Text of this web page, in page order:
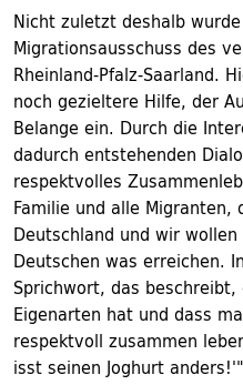
Nicht zuletzt deshalb
Migrationsausschuss des
Rheinland-Pfalz-Saarland.
noch gezieltere Hilfe, der
Belange ein. Durch die
dadurch entstehenden
respektvolles
Familie und alle
Deutschland und wir
Deutschen was erreichen.
Sprichwort, das
Eigenarten hat und dass
respektvoll zusammen
isst seinen Joghurt anders!'"